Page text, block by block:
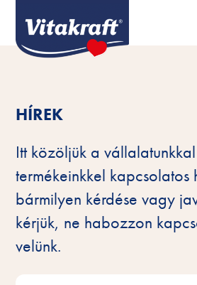
HÍREK
Itt közöljük a
termékeinkkel kapcsolatos
bármilyen kérdése vagy
kérjük, ne habozzon
velünk.